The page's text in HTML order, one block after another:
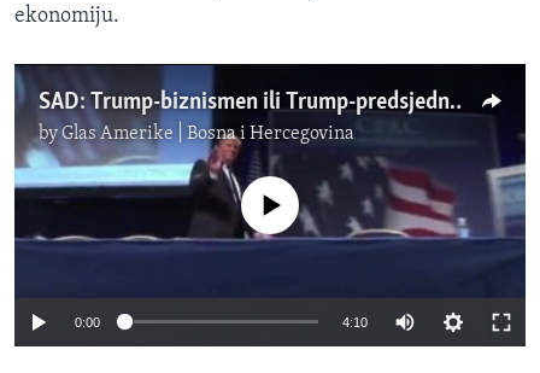
ekonomiju.
SAD: Trump-biznismen ili Trump-predsjednik....?!
byGlas Amerike | Bosna i Hercegovina
No media source currently available
0:00 4:10